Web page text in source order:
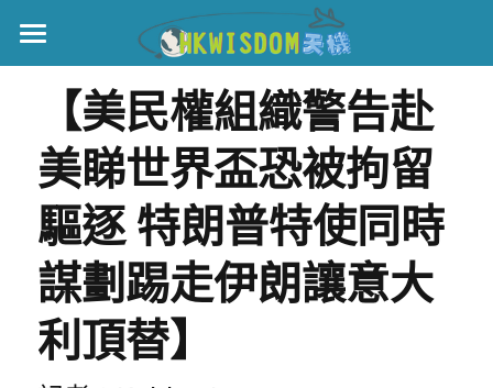
主頁
世界盃
伊美戰爭
黎智英案
正本清源•黎智英案
美西媒體謊言實錄
宏福火災
宏福‧革新
宏福苑聽證會
港聞
中國
【美民權組織警告赴
美睇世界盃恐被拘留
驅逐 特朗普特使同時
謀劃踢走伊朗讓意大
利頂替】